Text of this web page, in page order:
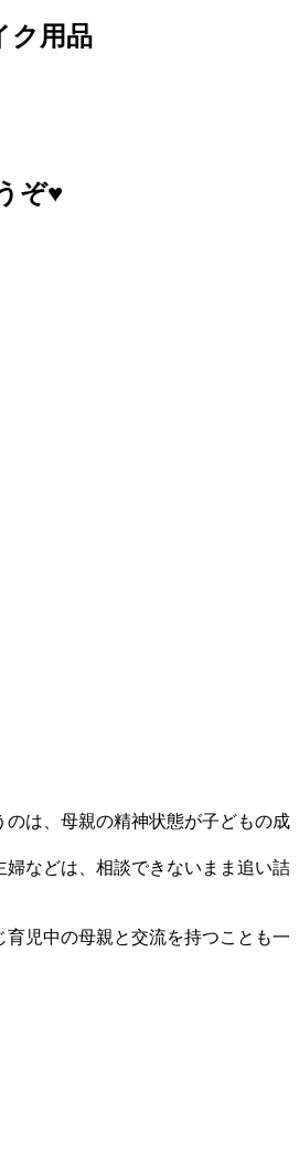
用品
ぞ♥️
は、母親の精神状態が子どもの成
などは、相談できないまま追い詰
児中の母親と交流を持つことも一